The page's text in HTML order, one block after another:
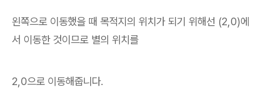
왼쪽으로 이동했을 때 목적지의 위치가 되기 위해선 (2,0)에
서 이동한 것이므로 별의 위치를
2,0으로 이동해줍니다.